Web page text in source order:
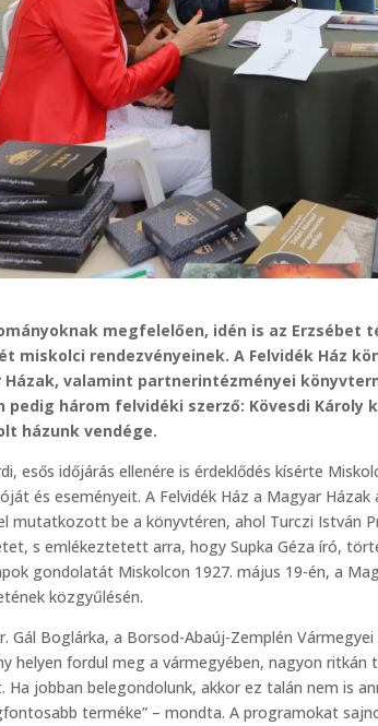
megfelelően, idén is az Erzsébet
miskolci rendezvényeinek. A Felvidék Ház
Házak, valamint partnerintézményei
pedig három felvidéki szerző: Kövesdi
házunk vendége.
esős időjárás ellenére is érdeklődés kísérte
és eseményeit. A Felvidék Ház a Magyar
mutatkozott be a könyvtéren, ahol Turczi István
s emlékeztetett arra, hogy Supka Géza író,
gondolatát Miskolcon 1927. május 19-én, a
közgyűlésén.
Gál Boglárka, a Borsod-Abaúj-Zemplén
helyen fordul meg a vármegyében, nagyon
Ha jobban belegondolunk, akkor ez talán nem is
terméke” – mondta. A programokat